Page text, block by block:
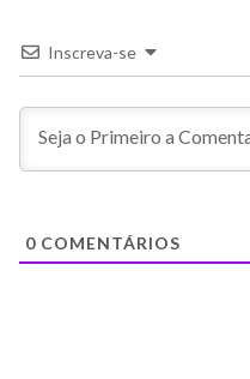
Inscreva-se
0 COMENTÁRIOS